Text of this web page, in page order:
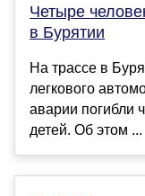
Четыре
в Бурятии
На трассе в
легкового
аварии погибли
детей. Об этом ...